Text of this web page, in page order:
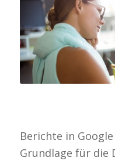
Berichte in
Grundlage für die